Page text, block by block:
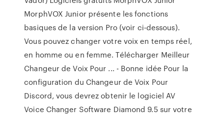
MorphVOX Junior présente les fonctions
basiques de la version Pro (voir ci-dessous).
Vous pouvez changer votre voix en temps réel,
en homme ou en femme. Télécharger Meilleur
Changeur de Voix Pour ... - Bonne idée Pour la
configuration du Changeur de Voix Pour
Discord, vous devrez obtenir le logiciel AV
Voice Changer Software Diamond 9.5 sur votre